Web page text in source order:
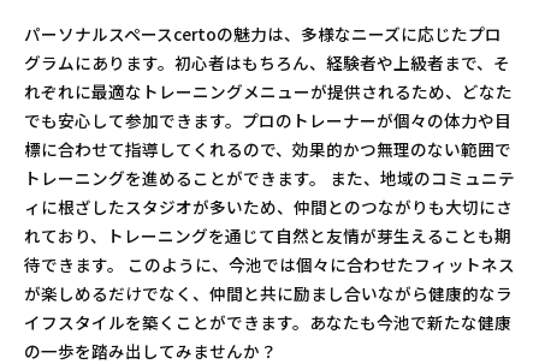
パーソナルスペースcertoの魅力は、多様なニーズに応じたプロ
グラムにあります。初心者はもちろん、経験者や上級者まで、そ
れぞれに最適なトレーニングメニューが提供されるため、どなた
でも安心して参加できます。プロのトレーナーが個々の体力や目
標に合わせて指導してくれるので、効果的かつ無理のない範囲で
トレーニングを進めることができます。 また、地域のコミュニテ
ィに根ざしたスタジオが多いため、仲間とのつながりも大切にさ
れており、トレーニングを通じて自然と友情が芽生えることも期
待できます。 このように、今池では個々に合わせたフィットネス
が楽しめるだけでなく、仲間と共に励まし合いながら健康的なラ
イフスタイルを築くことができます。あなたも今池で新たな健康
の一歩を踏み出してみませんか？